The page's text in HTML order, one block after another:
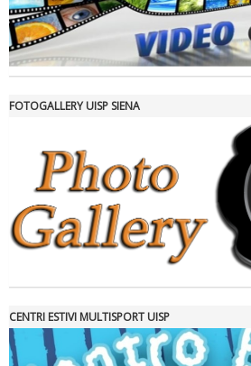
Ddl Lobby, Uisp: “Il Parlamento valorizzi
FOTOGALLERY UISP SIENA
CENTRI ESTIVI MULTISPORT UISP